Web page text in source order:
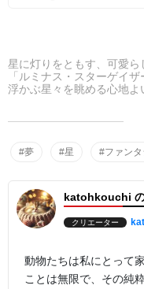
星に灯りをともす、可愛
「ルミナス・スターゲイ
浮かぶ星々を眺める心地
フルなムードを演出してく
#夢 #星 #ファンタ
katohkouchi
クリエーター
動物たちは私にとって
ことは無限で、その純